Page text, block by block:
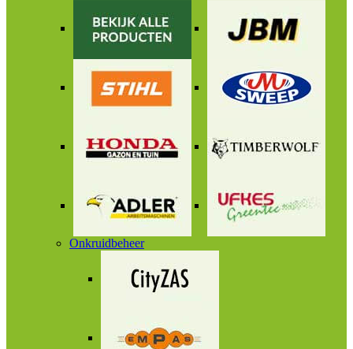
Onkruidbeheer